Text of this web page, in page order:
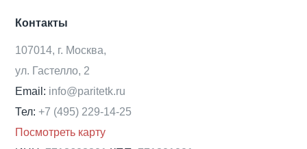
Контакты
107014, г. Москва,
ул. Гастелло, 2
Email: info@paritetk.ru
Тел: +7 (495) 229-14-25
Посмотреть карту